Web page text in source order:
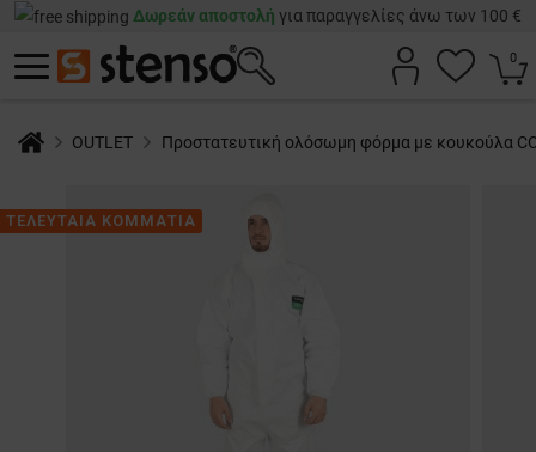
Δωρεάν αποστολή για παραγγελίες άνω των 100 €
0
OUTLET Προστατευτική ολόσωμη φόρμα με κουκούλα
ΤΕΛΕΥΤΑΙΑ ΚΟΜΜΑΤΙΑ